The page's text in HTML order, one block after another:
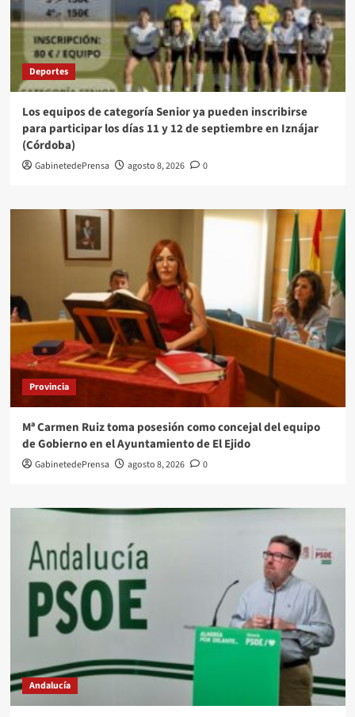
Deportes
Los equipos de categoría Senior ya pueden inscribirse
para participar los días 11 y 12 de septiembre en Iznájar
(Córdoba)
GabinetedePrensa agosto 8, 2026 0
Provincia
Mª Carmen Ruiz toma posesión como concejal del equipo
de Gobierno en el Ayuntamiento de El Ejido
GabinetedePrensa agosto 8, 2026 0
Andalucía